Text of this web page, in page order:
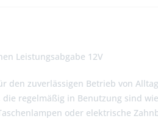
Leistungsabgabe 12V
den zuverlässigen Betrieb von
regelmäßig in Benutzung sind
oder elektrische